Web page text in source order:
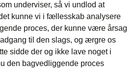
underviser, så vi undlod at
kunne vi i fællesskab analysere
proces, der kunne være årsag
til den slags, og ærgre os
sidde der og ikke lave noget i
den bagvedliggende proces